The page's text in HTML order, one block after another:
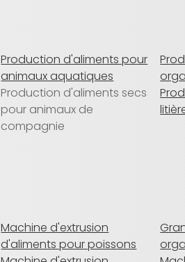
Production d'aliments pour
animaux aquatiques
Production d'aliments secs
pour animaux de
compagnie
Machine d'extrusion
d'aliments pour poissons